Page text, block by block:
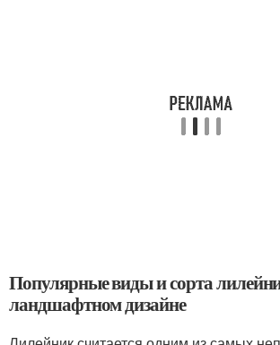
Популярные виды и сорта
ландшафтном дизайне